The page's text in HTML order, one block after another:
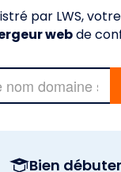
par LWS, votre
webde
Bien débuter